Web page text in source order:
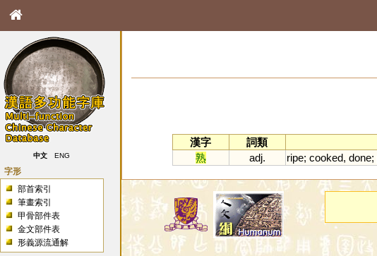
中文 ENG
字形
部首索引
筆畫索引
甲骨部件表
金文部件表
形義源流通解
漢字
詞類
熟
adj. ripe; cooked, done;